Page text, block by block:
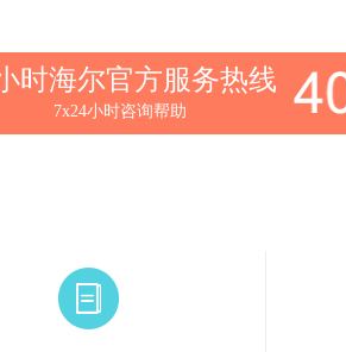
时海尔官方服务热线
7x24小时咨询帮助